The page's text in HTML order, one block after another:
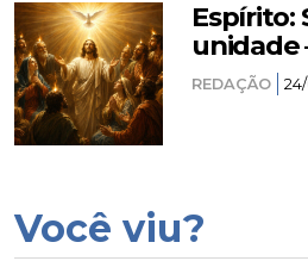
Espírito:
unidade
REDAÇÃO
Você viu?